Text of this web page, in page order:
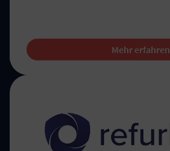
Mehr erfahren